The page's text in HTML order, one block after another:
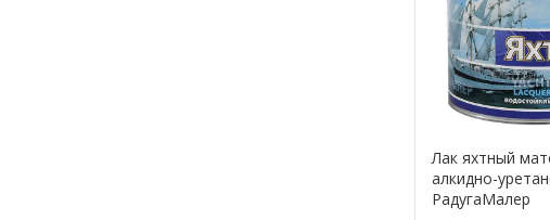
Лак яхтный
алкидно-
РадугаМалер